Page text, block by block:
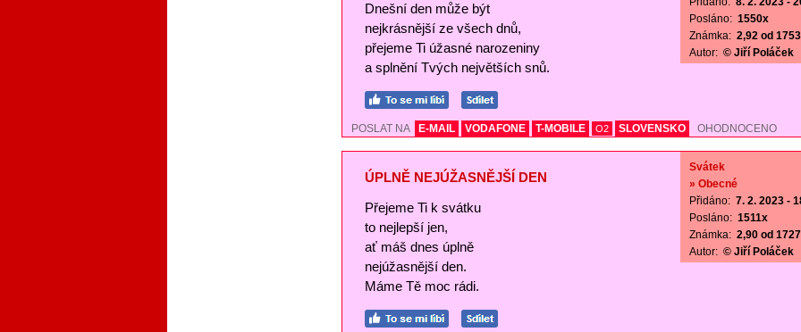
Dnešní den může být
nejkrásnější ze všech dnů,
přejeme Ti úžasné narozeniny
a splnění Tvých největších snů.
Posláno: 1550x
Známka: 2,92 od
Autor: © Jiří Poláček
POSLAT NA E-MAIL VODAFONE T-MOBILE O2 SLOVENSKO OHODNOCENO
ÚPLNĚ NEJÚŽASNĚJŠÍ DEN
Přejeme Ti k svátku
to nejlepší jen,
ať máš dnes úplně
nejúžasnější den.
Máme Tě moc rádi.
Svátek
» Obecné
Přidáno: 7. 2. 2023 -
Posláno: 1511x
Známka: 2,90 od
Autor: © Jiří Poláček